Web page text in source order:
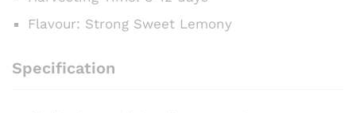
Flavour: Strong Sweet Lemony
Specification